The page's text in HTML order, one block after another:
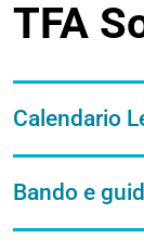
TFA
Calendario
Bando e